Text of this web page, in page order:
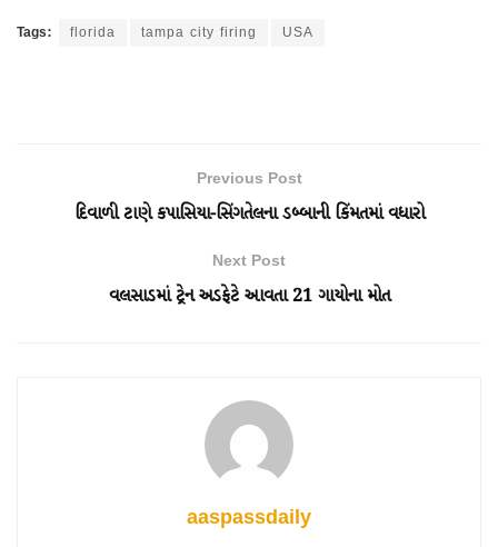
Tags: florida tampa city firing USA
Previous Post
દિવાળી ટાણે કપાસિયા-સિંગતેલના ડબ્બાની કિંમતમાં વધારો
Next Post
વલસાડમાં ટ્રેન અડફેટે આવતા 21 ગાયોના મોત
aaspassdaily